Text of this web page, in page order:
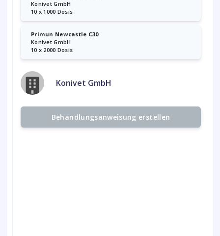
Konivet GmbH
10 x 1000 Dosis
Primun Newcastle C30
Konivet GmbH
10 x 2000 Dosis
Konivet GmbH
Behandlungsanweisung erstellen